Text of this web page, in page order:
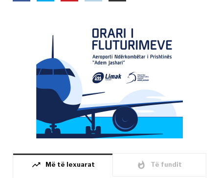
trending_up Më të lexuarat whatshot Të fundit